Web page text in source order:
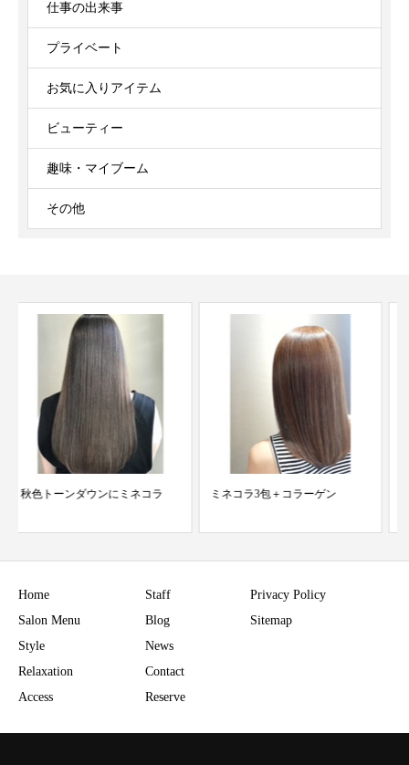
仕事の出来事
プライベート
お気に入りアイテム
ビューティー
趣味・マイブーム
その他
ミネコラ3包＋コラーゲン 明るめの白髪染めとミネコラ
Home
Salon Menu
Style
Relaxation
Access
Staff
Blog
News
Contact
Reserve
Privacy Policy
Sitemap